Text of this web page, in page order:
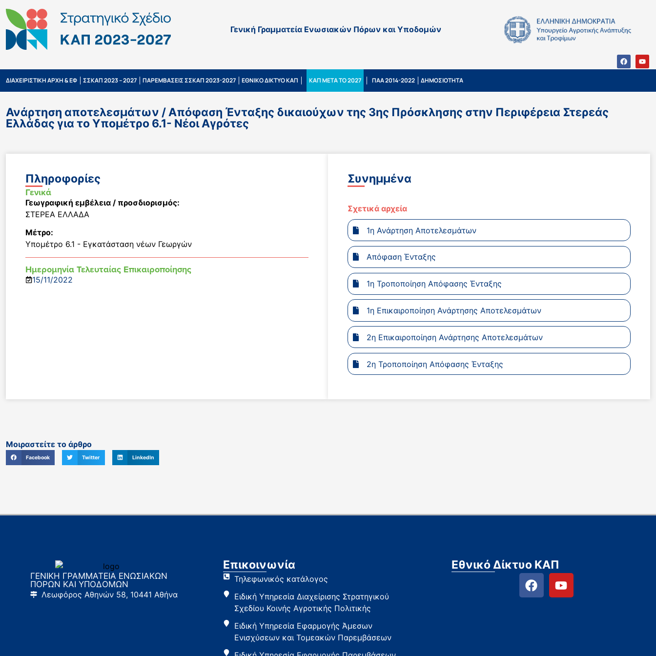
Γενική Γραμματεία Ενωσιακών Πόρων και Υποδομών
ΔΙΑΧΕΙΡΙΣΤΙΚΗ ΑΡΧΗ & ΕΦ ΣΣΚΑΠ 2023 – 2027 ΠΑΡΕΜΒΑΣΕΙΣ ΣΣΚΑΠ 2023-2027 ΕΘΝΙΚΟ ΔΙΚΤΥΟ ΚΑΠ ΚΑΠ ΜΕΤΑ ΤΟ 2027 ΠΑΑ 2014-2022 ΔΗΜΟΣΙΟΤΗΤΑ
Ανάρτηση αποτελεσμάτων / Απόφαση Ένταξης δικαιούχων της 3ης Πρόσκλησης στην Περιφέρεια Στερεάς
Ελλάδας για το Υπομέτρο 6.1- Νέοι Αγρότες
Πληροφορίες
Γενικά
Γεωγραφική εμβέλεια / προσδιορισμός:
ΣΤΕΡΕΑ ΕΛΛΑΔΑ
Μέτρο:
Υπομέτρο 6.1 - Εγκατάσταση νέων Γεωργών
Ημερομηνία Τελευταίας Επικαιροποίησης
15/11/2022
Συνημμένα
Σχετικά αρχεία
1η Ανάρτηση Αποτελεσμάτων
Απόφαση Ένταξης
1η Τροποποίηση Απόφασης Ένταξης
1η Επικαιροποίηση Ανάρτησης Αποτελεσμάτων
2η Επικαιροποίηση Ανάρτησης Αποτελεσμάτων
2η Τροποποίηση Απόφασης Ένταξης
Μοιραστείτε το άρθρο
Facebook Twitter LinkedIn
ΓΕΝΙΚΗ ΓΡΑΜΜΑΤΕΙΑ ΕΝΩΣΙΑΚΩΝ
ΠΟΡΩΝ ΚΑΙ ΥΠΟΔΟΜΩΝ
Λεωφόρος Αθηνών 58, 10441 Αθήνα
Επικοινωνία
Τηλεφωνικός κατάλογος
Ειδική Υπηρεσία Διαχείρισης Στρατηγικού
Σχεδίου Κοινής Αγροτικής Πολιτικής
Ειδική Υπηρεσία Εφαρμογής Άμεσων
Ενισχύσεων και Τομεακών Παρεμβάσεων
Εθνικό Δίκτυο ΚΑΠ